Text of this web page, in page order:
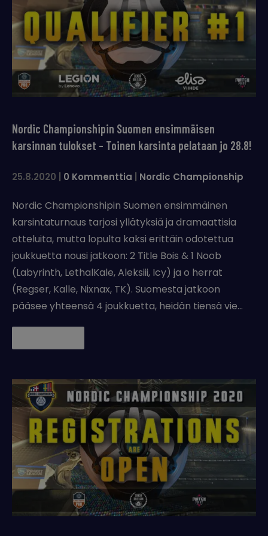
Nordic Championshipin Suomen ensimmäisen
karsinnan tulokset – Toinen karsinta pelataan jo 28.8!
25.8.2020 | 0 Kommenttia | Nordic Championship
Nordic Championshipin Suomen ensimmäinen
karsintaturnaus tarjosi yllätyksiä ja dramaattisia
otteluita, mutta lopulta kaksi erittäin odotettua
joukkuetta nousi jatkoon: 2 Title Bois & 1 Noob
(Labyrinth, LethalKale, Aleksiii, Icy) ja o herrat
(Regser, Kalle, Nixnax, TK). Suomesta jatkoon
pääsee yhteensä 4 joukkuetta, heidän tiensä vie…